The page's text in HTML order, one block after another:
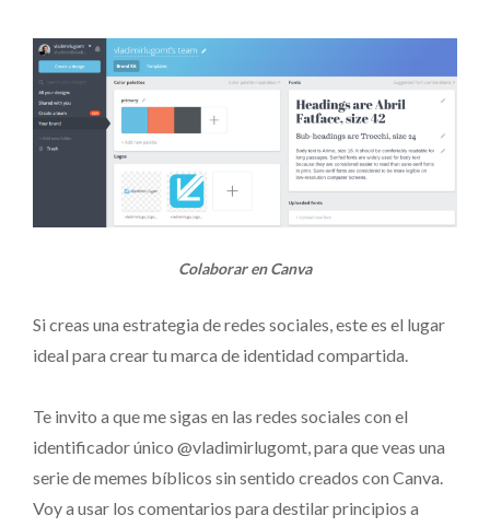
Colaborar en Canva
Si creas una estrategia de redes sociales, este es el lugar
ideal para crear tu marca de identidad compartida.
Te invito a que me sigas en las redes sociales con el
identificador único @vladimirlugomt, para que veas una
serie de memes bíblicos sin sentido creados con Canva.
Voy a usar los comentarios para destilar principios a